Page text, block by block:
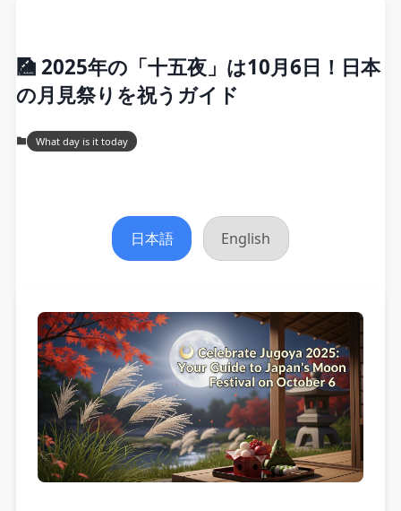
🎑 2025年の「十五夜」は10月6日！日本
の月見祭りを祝うガイド
What day is it today
日本語 English